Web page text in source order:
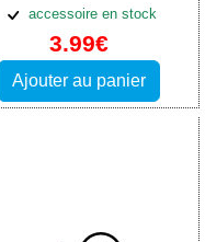
Ultra
accessoire en stock
3.99€
Ajouter au panier